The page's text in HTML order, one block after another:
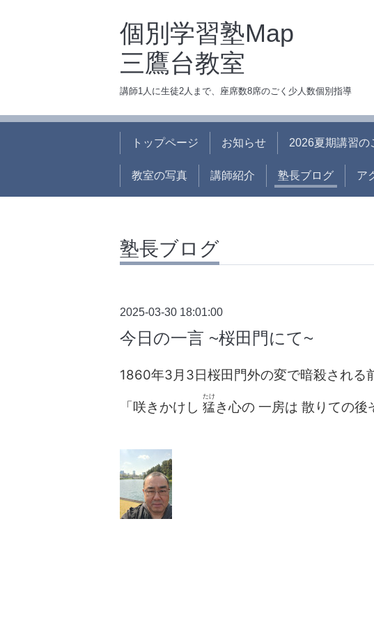
個別学習塾Map
三鷹台教室
講師1人に生徒2人まで、座席数8席のごく少人数個別指導
トップページ お知らせ 2026夏期講習の
教室の写真 講師紹介 塾長ブログ ア
塾長ブログ
2025-03-30 18:01:00
今日の一言 ~桜田門にて~
1860年3月3日桜田門外の変で暗殺される
「咲きかけし 猛
たけ
き心の 一房は 散りての後